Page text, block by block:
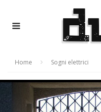
Home Sogni elettrici